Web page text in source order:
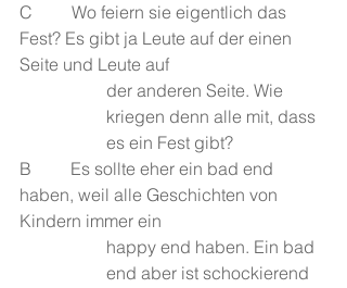
C         Wo feiern sie eigentlich das
Fest? Es gibt ja Leute auf der einen
Seite und Leute auf
der anderen Seite. Wie
kriegen denn alle mit, dass
es ein Fest gibt?
B         Es sollte eher ein bad end
haben, weil alle Geschichten von
Kindern immer ein
happy end haben. Ein bad
end aber ist schockierend